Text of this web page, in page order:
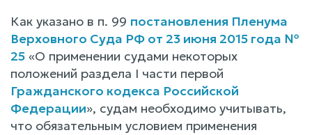
Как указано в п. 99 постановления Пленума
Верховного Суда РФ от 23 июня 2015 года №
25 «О применении судами некоторых
положений раздела I части первой
Гражданского кодекса Российской
Федерации», судам необходимо учитывать,
что обязательным условием применения